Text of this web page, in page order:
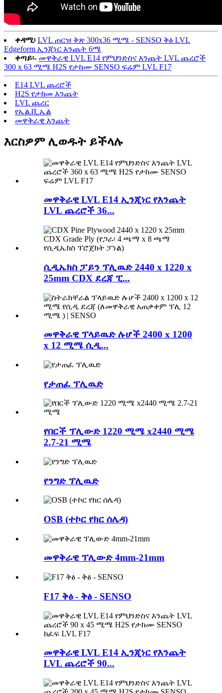
ቀዳሚ፡ LVL ጠርዝ ቅጽ 300x36 ሚሜ - SENSO ቅፅ LVL
Edgeform ኢንጂነር እንጨት 6ሜ
ቀጣይ፡- መዋቅራዊ LVL E14 የምህንድስና እንጨት LVL ጨረሮች
300 x 63 ሚሜ H2S የታከሙ SENSO ፍሬም LVL F17
E14 LVL ጨረሮች
H2S የታከመ እንጨት
LVL ጨረር
የኤል.ቪ.ኤል
መዋቅራዊ እንጨት
እርስዎም ሊወዱት ይችላሉ
መዋቅራዊ LVL E14 ኢንጂነር የእንጨት
LVL ጨረሮች 36...
ሲዲኤክስ ፓይን ፕሊዉድ 2440 x 1220 x
25mm CDX ደረጃ ፒ...
መዋቅራዊ ፕላይዉድ ሉሆች 2400 x 1200
x 12 ሚሜ ሲዲ...
የታጠፈ ፕሊዉድ
የበርች ፕሊውድ 1220 ሚሜ x2440 ሚሜ
2.7-21 ሚሜ
የንግድ ፕሊዉድ
OSB (ተኮር የክር ሰሌዳ)
መዋቅራዊ ፕሊውድ 4mm-21mm
F17 ቅፅ - ቅፅ - SENSO
መዋቅራዊ LVL E14 ኢንጂነር የእንጨት
LVL ጨረሮች 90...